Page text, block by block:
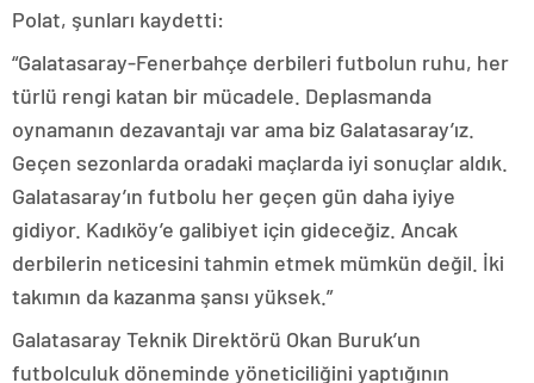
Polat, şunları kaydetti:
“Galatasaray-Fenerbahçe derbileri futbolun ruhu, her
türlü rengi katan bir mücadele. Deplasmanda
oynamanın dezavantajı var ama biz Galatasaray’ız.
Geçen sezonlarda oradaki maçlarda iyi sonuçlar aldık.
Galatasaray’ın futbolu her geçen gün daha iyiye
gidiyor. Kadıköy’e galibiyet için gideceğiz. Ancak
derbilerin neticesini tahmin etmek mümkün değil. İki
takımın da kazanma şansı yüksek.”
Galatasaray Teknik Direktörü Okan Buruk’un
futbolculuk döneminde yöneticiliğini yaptığının